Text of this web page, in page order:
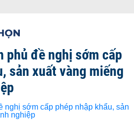
phủ đề nghị sớm cấp
sản xuất vàng miếng